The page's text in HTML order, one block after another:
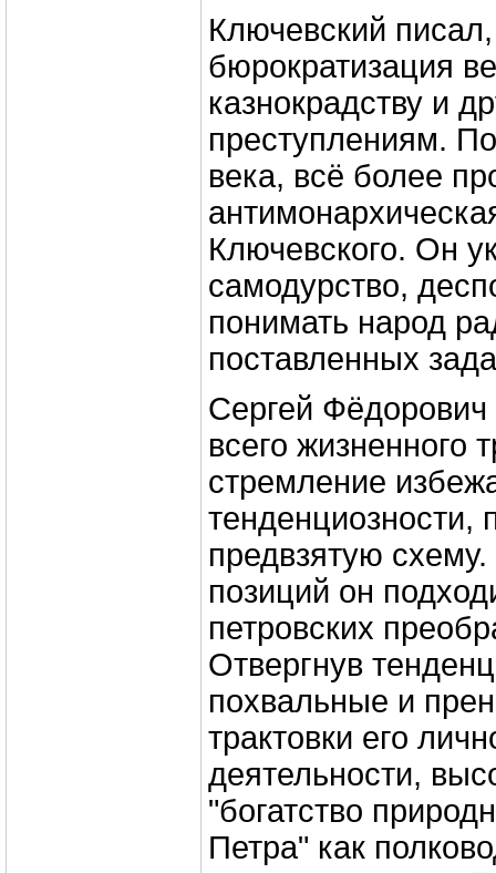
Ключевский
бюрократизация
казнокрадству и
преступлениям.
века, всё более
Ключевского. Он
самодурство,
понимать народ
поставленных
Сергей
всего жизненного
стремление
тенденциозности,
предвзятую
позиций он
петровских
Отвергнув
похвальные и
трактовки его
деятельности,
"богатство
Петра" как